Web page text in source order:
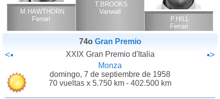
M.HAWTHORN
Ferrari
T.BROOKS
Vanwall
P.HILL
Ferrari
74o Gran Premio
<• XXIX Gran Premio d'Italia •>
Monza
domingo, 7 de septiembre de 1958
70 vueltas x 5.750 km - 402.500 km